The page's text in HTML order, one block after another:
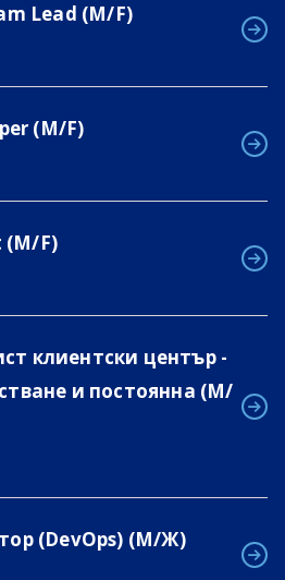
Lead (M/F)
(M/F)
(M/F)
клиентски център -
и постоянна (М/
(DevOps) (М/Ж)